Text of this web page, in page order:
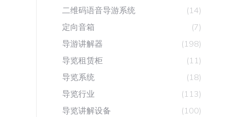
二维码语音导游系统
(14)
定向音箱
(7)
导游讲解器
(198)
导览租赁柜
(11)
导览系统
(18)
导览行业
(113)
导览讲解设备
(100)